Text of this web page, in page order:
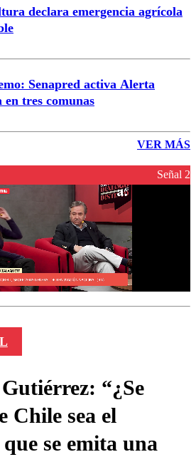
declara emergencia agrícola
Senapred activa Alerta
tres comunas
VER MÁS
Señal 2
“¿Se
Chile sea el
se emita una